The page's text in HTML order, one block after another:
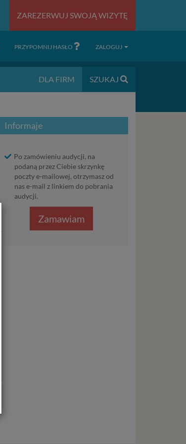
ZAREZERWUJ SWOJĄ WIZYTĘ
PRZYPOMNIJ HASŁO ZALOGUJ
DLA FIRM SZUKAJ
Informaje
Po zamówieniu audycji, na
podaną przez Ciebie skrzynkę
poczty e-mailowej, otrzymasz od
nas e-mail z linkiem do pobrania
audycji.
Zamawiam